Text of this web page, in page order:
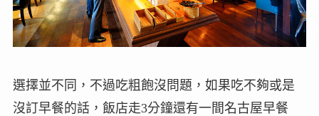
選擇並不同，不過吃粗飽沒問題，如果吃不夠或是
沒訂早餐的話，飯店走3分鐘還有一間名古屋早餐